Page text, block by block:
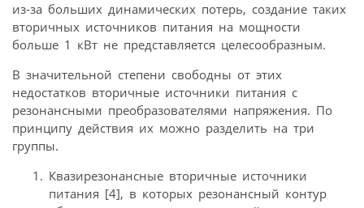
из-за больших динамических потерь, создание таких
вторичных источников питания на мощности
больше 1 кВт не представляется целесообразным.
В значительной степени свободны от этих
недостатков вторичные источники питания с
резонансными преобразователями напряжения. По
принципу действия их можно разделить на три
группы.
Квазирезонансные вторичные источники
питания [4], в которых резонансный контур